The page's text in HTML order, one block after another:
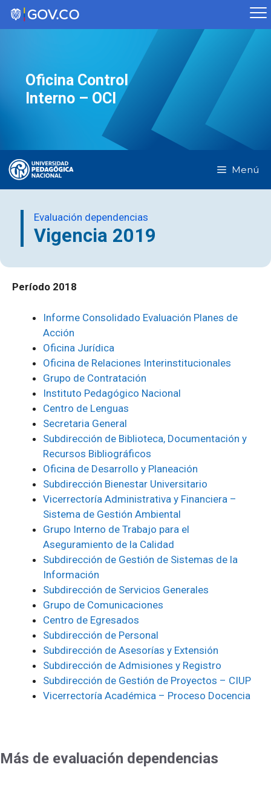
Saltar
Oficina Control
Interno – OCI
Menú
Evaluación dependencias
Vigencia 2019
Período 2018
Informe Consolidado Evaluación Planes de
Acción
Oficina Jurídica
Oficina de Relaciones Interinstitucionales
Grupo de Contratación
Instituto Pedagógico Nacional
Centro de Lenguas
Secretaria General
Subdirección de Biblioteca, Documentación y
Recursos Bibliográficos
Oficina de Desarrollo y Planeación
Subdirección Bienestar Universitario
Vicerrectoría Administrativa y Financiera –
Sistema de Gestión Ambiental
Grupo Interno de Trabajo para el
Aseguramiento de la Calidad
Subdirección de Gestión de Sistemas de la
Información
Subdirección de Servicios Generales
Grupo de Comunicaciones
Centro de Egresados
Subdirección de Personal
Subdirección de Asesorías y Extensión
Subdirección de Admisiones y Registro
Subdirección de Gestión de Proyectos – CIUP
Vicerrectoría Académica – Proceso Docencia
Más de evaluación dependencias